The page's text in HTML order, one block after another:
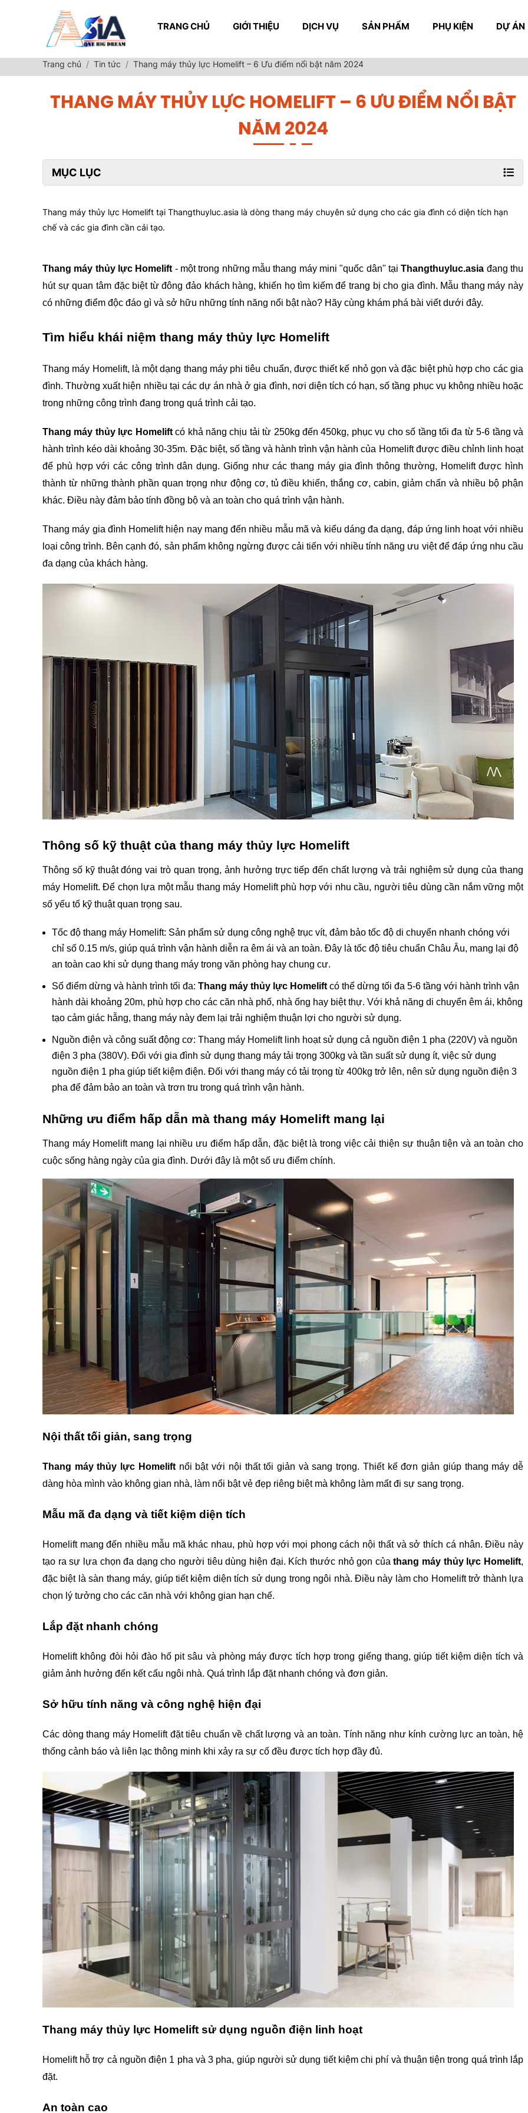
TRANG CHỦ GIỚI THIỆU DỊCH VỤ SẢN PHẨM PHỤ KIỆN DỰ ÁN
Trang chủ Tin tức Thang máy thủy lực Homelift – 6 Ưu điểm nổi bật năm 2024
THANG MÁY THỦY LỰC HOMELIFT – 6 ƯU ĐIỂM NỔI BẬT
NĂM 2024
MỤC LỤC
Thang máy thủy lực Homelift tại Thangthuyluc.asia là dòng thang máy chuyên sử dụng cho các gia đình có diện tích hạn
chế và các gia đình cần cải tạo.
Thang máy thủy lực Homelift - một trong những mẫu thang máy mini "quốc dân" tại Thangthuyluc.asia đang thu
hút sự quan tâm đặc biệt từ đông đảo khách hàng, khiến họ tìm kiếm để trang bị cho gia đình. Mẫu thang máy này
có những điểm độc đáo gì và sở hữu những tính năng nổi bật nào? Hãy cùng khám phá bài viết dưới đây.
Tìm hiểu khái niệm thang máy thủy lực Homelift
Thang máy Homelift, là một dạng thang máy phi tiêu chuẩn, được thiết kế nhỏ gọn và đặc biệt phù hợp cho các gia
đình. Thường xuất hiện nhiều tại các dự án nhà ở gia đình, nơi diện tích có hạn, số tầng phục vụ không nhiều hoặc
trong những công trình đang trong quá trình cải tạo.
Thang máy thủy lực Homelift có khả năng chịu tải từ 250kg đến 450kg, phục vụ cho số tầng tối đa từ 5-6 tầng và
hành trình kéo dài khoảng 30-35m. Đặc biệt, số tầng và hành trình vận hành của Homelift được điều chỉnh linh hoạt
để phù hợp với các công trình dân dụng. Giống như các thang máy gia đình thông thường, Homelift được hình
thành từ những thành phần quan trọng như động cơ, tủ điều khiển, thắng cơ, cabin, giảm chấn và nhiều bộ phận
khác. Điều này đảm bảo tính đồng bộ và an toàn cho quá trình vận hành.
Thang máy gia đình Homelift hiện nay mang đến nhiều mẫu mã và kiểu dáng đa dạng, đáp ứng linh hoạt với nhiều
loại công trình. Bên cạnh đó, sản phẩm không ngừng được cải tiến với nhiều tính năng ưu việt để đáp ứng nhu cầu
đa dạng của khách hàng.
Thông số kỹ thuật của thang máy thủy lực Homelift
Thông số kỹ thuật đóng vai trò quan trọng, ảnh hưởng trực tiếp đến chất lượng và trải nghiệm sử dụng của thang
máy Homelift. Để chọn lựa một mẫu thang máy Homelift phù hợp với nhu cầu, người tiêu dùng cần nắm vững một
số yếu tố kỹ thuật quan trọng sau.
Tốc độ thang máy Homelift: Sản phẩm sử dụng công nghệ trục vít, đảm bảo tốc độ di chuyển nhanh chóng với
chỉ số 0.15 m/s, giúp quá trình vận hành diễn ra êm ái và an toàn. Đây là tốc độ tiêu chuẩn Châu Âu, mang lại độ
an toàn cao khi sử dụng thang máy trong văn phòng hay chung cư.
Số điểm dừng và hành trình tối đa: Thang máy thủy lực Homelift có thể dừng tối đa 5-6 tầng với hành trình vận
hành dài khoảng 20m, phù hợp cho các căn nhà phố, nhà ống hay biệt thự. Với khả năng di chuyển êm ái, không
tạo cảm giác hẫng, thang máy này đem lại trải nghiệm thuận lợi cho người sử dụng.
Nguồn điện và công suất động cơ: Thang máy Homelift linh hoạt sử dụng cả nguồn điện 1 pha (220V) và nguồn
điện 3 pha (380V). Đối với gia đình sử dụng thang máy tải trọng 300kg và tần suất sử dụng ít, việc sử dụng
nguồn điện 1 pha giúp tiết kiệm điện. Đối với thang máy có tải trọng từ 400kg trở lên, nên sử dụng nguồn điện 3
pha để đảm bảo an toàn và trơn tru trong quá trình vận hành.
Những ưu điểm hấp dẫn mà thang máy Homelift mang lại
Thang máy Homelift mang lại nhiều ưu điểm hấp dẫn, đặc biệt là trong việc cải thiện sự thuận tiện và an toàn cho
cuộc sống hàng ngày của gia đình. Dưới đây là một số ưu điểm chính.
Nội thất tối giản, sang trọng
Thang máy thủy lực Homelift nổi bật với nội thất tối giản và sang trọng. Thiết kế đơn giản giúp thang máy dễ
dàng hòa mình vào không gian nhà, làm nổi bật vẻ đẹp riêng biệt mà không làm mất đi sự sang trọng.
Mẫu mã đa dạng và tiết kiệm diện tích
Homelift mang đến nhiều mẫu mã khác nhau, phù hợp với mọi phong cách nội thất và sở thích cá nhân. Điều này
tạo ra sự lựa chọn đa dạng cho người tiêu dùng hiện đại. Kích thước nhỏ gọn của thang máy thủy lực Homelift,
đặc biệt là sàn thang máy, giúp tiết kiệm diện tích sử dụng trong ngôi nhà. Điều này làm cho Homelift trở thành lựa
chọn lý tưởng cho các căn nhà với không gian hạn chế.
Lắp đặt nhanh chóng
Homelift không đòi hỏi đào hố pit sâu và phòng máy được tích hợp trong giếng thang, giúp tiết kiệm diện tích và
giảm ảnh hưởng đến kết cấu ngôi nhà. Quá trình lắp đặt nhanh chóng và đơn giản.
Sở hữu tính năng và công nghệ hiện đại
Các dòng thang máy Homelift đặt tiêu chuẩn về chất lượng và an toàn. Tính năng như kính cường lực an toàn, hệ
thống cảnh báo và liên lạc thông minh khi xảy ra sự cố đều được tích hợp đầy đủ.
Thang máy thủy lực Homelift sử dụng nguồn điện linh hoạt
Homelift hỗ trợ cả nguồn điện 1 pha và 3 pha, giúp người sử dụng tiết kiệm chi phí và thuận tiện trong quá trình lắp
đặt.
An toàn cao